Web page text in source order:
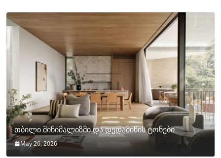
თბილი მინიმალიზმი და დედამიწის ტონები
May 26, 2026